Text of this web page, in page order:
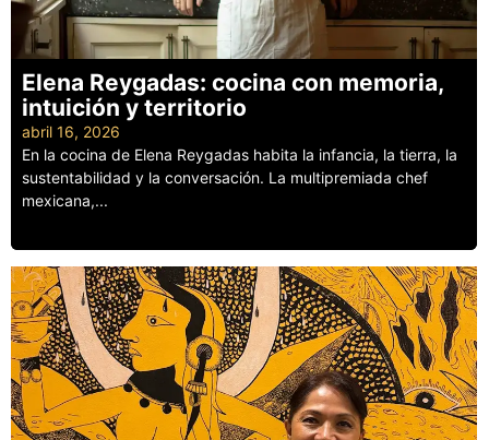
Elena Reygadas: cocina con memoria,
intuición y territorio
abril 16, 2026
En la cocina de Elena Reygadas habita la infancia, la tierra, la
sustentabilidad y la conversación. La multipremiada chef
mexicana,...